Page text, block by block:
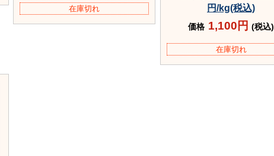
在庫切れ
円/kg(税込)
価格 1,100円 (税込)
在庫切れ